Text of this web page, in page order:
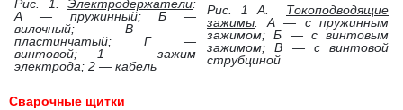
Рис. 1. Электродержатели:
А — пружинный; Б —
вилочный; В —
пластинчатый; Г —
винтовой; 1 — зажим
электрода; 2 — кабель
Рис. 1 А. Токоподводящие
зажимы: А — с пружинным
зажимом; Б — с винтовым
зажимом; В — с винтовой
струбциной
Сварочные щитки